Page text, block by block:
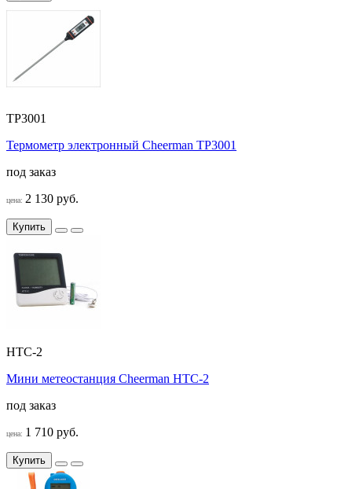
TP3001
Термометр электронный Cheerman TP3001
под заказ
цена: 2 130 руб.
Купить
HTC-2
Мини метеостанция Cheerman HTC-2
под заказ
цена: 1 710 руб.
Купить